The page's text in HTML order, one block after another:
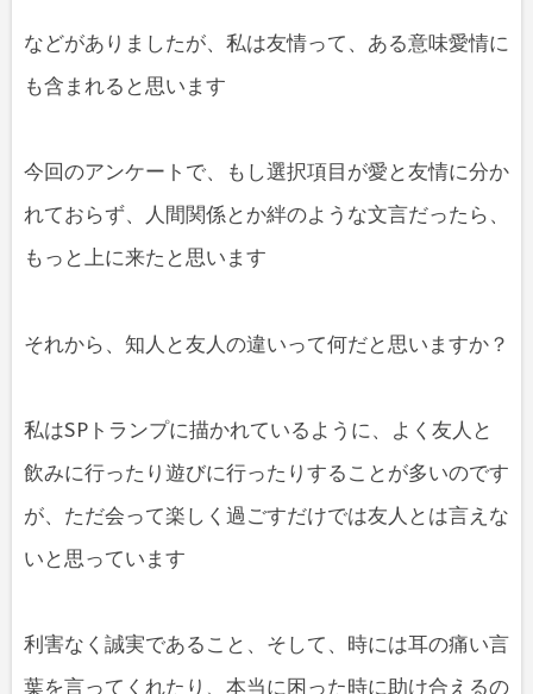
などがありましたが、私は友情って、ある意味愛情に
も含まれると思います
今回のアンケートで、もし選択項目が愛と友情に分か
れておらず、人間関係とか絆のような文言だったら、
もっと上に来たと思います
それから、知人と友人の違いって何だと思いますか？
私はSPトランプに描かれているように、よく友人と
飲みに行ったり遊びに行ったりすることが多いのです
が、ただ会って楽しく過ごすだけでは友人とは言えな
いと思っています
利害なく誠実であること、そして、時には耳の痛い言
葉を言ってくれたり、本当に困った時に助け合えるの